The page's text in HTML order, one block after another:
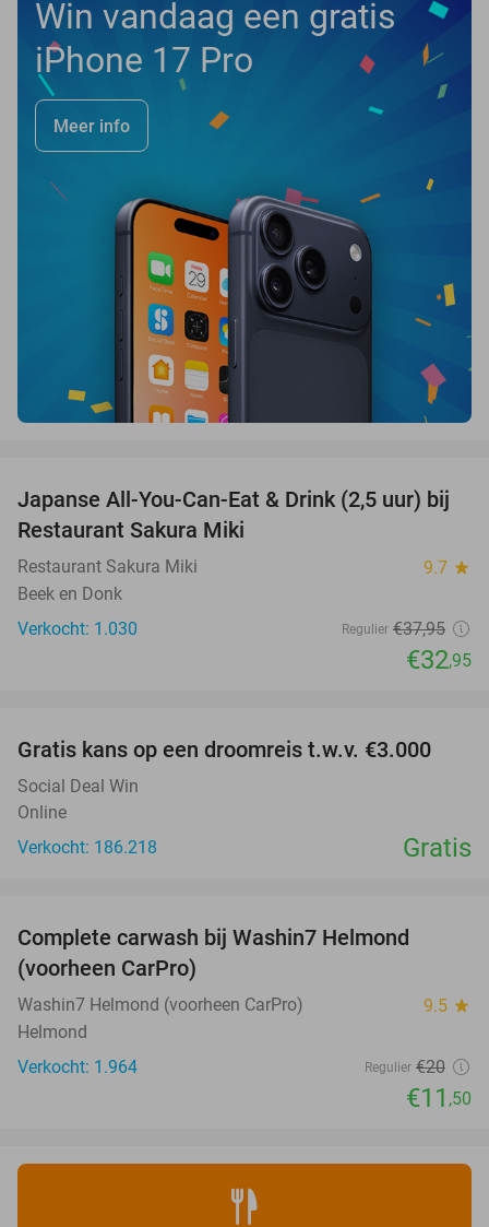
Win vandaag een gratis
iPhone 17 Pro
Meer info
13%
Japanse All-You-Can-Eat & Drink (2,5 uur) bij
Restaurant Sakura Miki
Restaurant Sakura Miki 9.7 star
Beek en Donk
Verkocht: 1.030
Regulier €37,95
€32,95
Gratis kans op een droomreis t.w.v. €3.000
Social Deal Win
Online
Verkocht: 186.218
Gratis
Complete carwash bij Washin7 Helmond
(voorheen CarPro)
Washin7 Helmond (voorheen CarPro) 9.5 star
Helmond
Verkocht: 1.964
Regulier €20
€11 ,50